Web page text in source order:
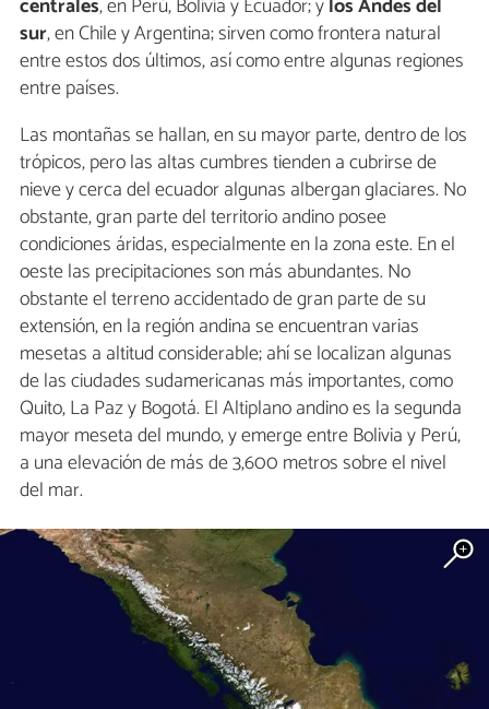
sur, en Chile y Argentina; sirven como frontera natural
entre estos dos últimos, así como entre algunas regiones
entre países.
Las montañas se hallan, en su mayor parte, dentro de los
trópicos, pero las altas cumbres tienden a cubrirse de
nieve y cerca del ecuador algunas albergan glaciares. No
obstante, gran parte del territorio andino posee
condiciones áridas, especialmente en la zona este. En el
oeste las precipitaciones son más abundantes. No
obstante el terreno accidentado de gran parte de su
extensión, en la región andina se encuentran varias
mesetas a altitud considerable; ahí se localizan algunas
de las ciudades sudamericanas más importantes, como
Quito, La Paz y Bogotá. El Altiplano andino es la segunda
mayor meseta del mundo, y emerge entre Bolivia y Perú,
a una elevación de más de 3,600 metros sobre el nivel
del mar.